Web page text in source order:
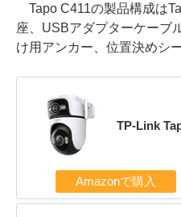
Tapo C411の製品構成は
座、USBアダプターケーブ
け用アンカー、位置決めシ
TP-Link
Amazonで購入